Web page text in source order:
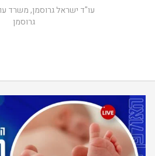
עו"ד ישראל גרוסמן, משרד
גרוסמן